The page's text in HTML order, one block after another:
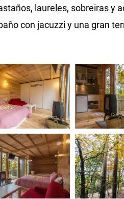
laureles, sobreiras y
con jacuzzi y una gran